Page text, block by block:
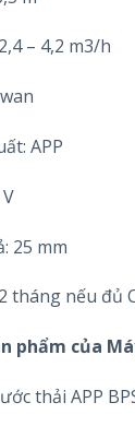
– 4,2 m3/h
APP
25 mm
tháng nếu đủ
phẩm của
thải APP